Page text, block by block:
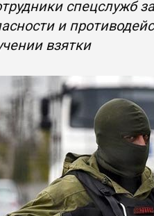
спецслужб
и
взятки